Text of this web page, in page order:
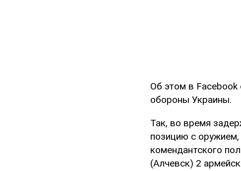
Об этом в Facebook
обороны Украины.
Так, во время
позицию с
комендантского
(Алчевск) 2